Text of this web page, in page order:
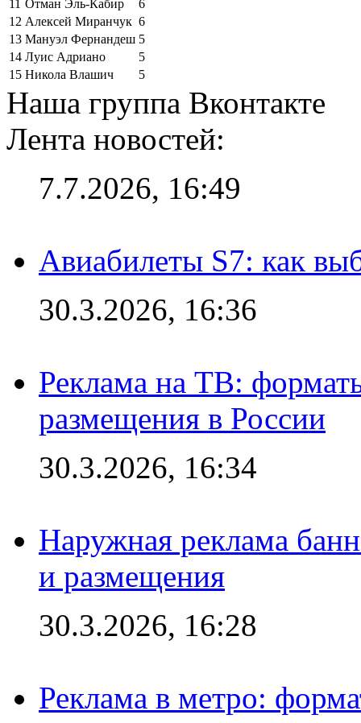
11 Отман Эль-Кабир
6
12 Алексей Миранчук 6
13 Мануэл Фернандеш 5
14 Луис Адриано
5
15 Никола Влашич 5
Наша группа Вконтакте
Лента новостей:
7.7.2026, 16:49
Авиабилеты S7: как
30.3.2026, 16:36
Реклама на ТВ:
размещения в России
30.3.2026, 16:34
Наружная реклама
и размещения
30.3.2026, 16:28
Реклама в метро: